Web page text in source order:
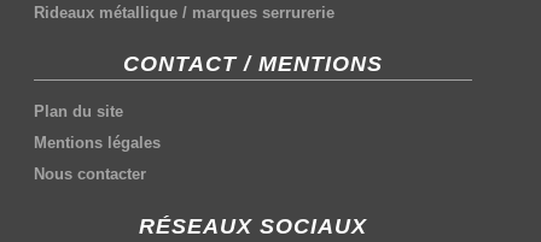
Rideaux métallique / marques serrurerie
CONTACT / MENTIONS
Plan du site
Mentions légales
Nous contacter
RÉSEAUX SOCIAUX